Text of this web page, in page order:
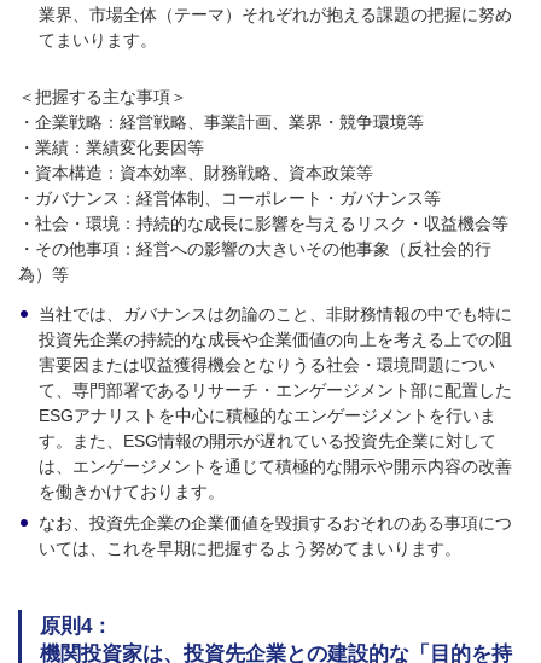
業界、市場全体（テーマ）それぞれが抱える課題の把握に努め
てまいります。
＜把握する主な事項＞
・企業戦略：経営戦略、事業計画、業界・競争環境等
・業績：業績変化要因等
・資本構造：資本効率、財務戦略、資本政策等
・ガバナンス：経営体制、コーポレート・ガバナンス等
・社会・環境：持続的な成長に影響を与えるリスク・収益機会等
・その他事項：経営への影響の大きいその他事象（反社会的行
為）等
当社では、ガバナンスは勿論のこと、非財務情報の中でも特に
投資先企業の持続的な成長や企業価値の向上を考える上での阻
害要因または収益獲得機会となりうる社会・環境問題につい
て、専門部署であるリサーチ・エンゲージメント部に配置した
ESGアナリストを中心に積極的なエンゲージメントを行いま
す。また、ESG情報の開示が遅れている投資先企業に対して
は、エンゲージメントを通じて積極的な開示や開示内容の改善
を働きかけております。
なお、投資先企業の企業価値を毀損するおそれのある事項につ
いては、これを早期に把握するよう努めてまいります。
原則4：
機関投資家は、投資先企業との建設的な「目的を持